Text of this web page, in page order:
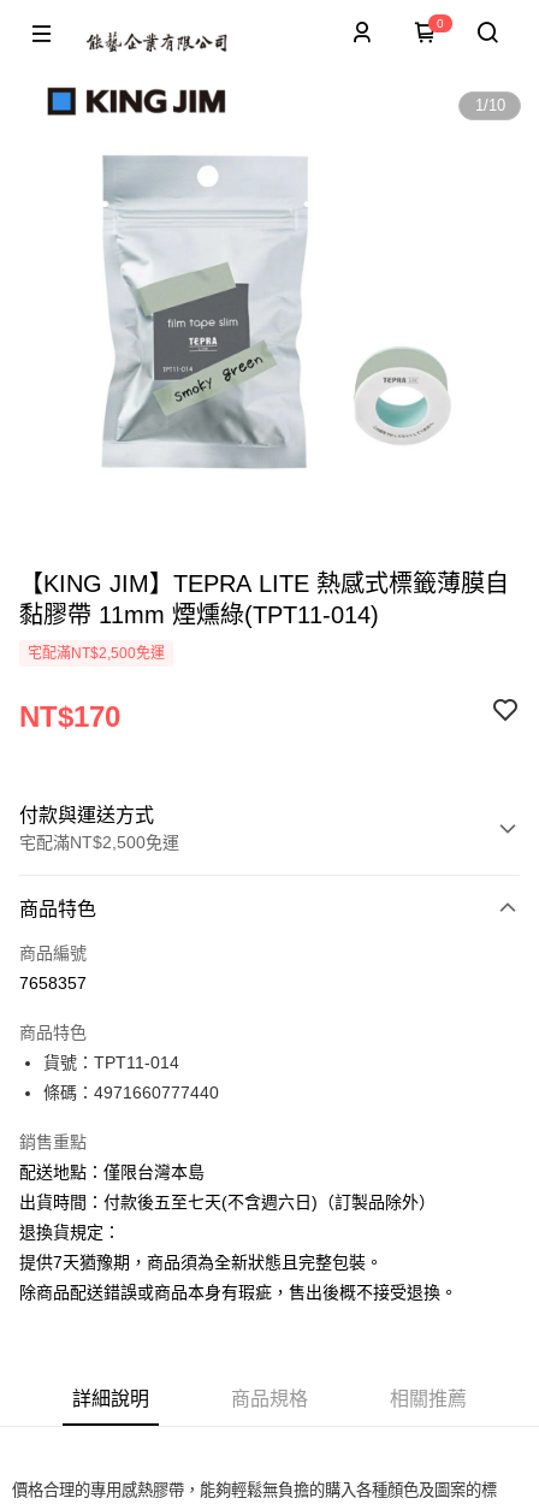
0
1/10
【KING JIM】TEPRA LITE 熱感式標籤薄膜自
黏膠帶 11mm 煙燻綠(TPT11-014)
宅配滿NT$2,500免運
NT$170
付款與運送方式
宅配滿NT$2,500免運
信用卡一次付款
Apple Pay
悠遊付
ATM付款
運送方式
下單前請先詢問庫存
每筆NT$130，滿NT$2,500(含以上)免運費
商品特色
商品編號
7658357
商品特色
貨號：TPT11-014
條碼：4971660777440
銷售重點
配送地點：僅限台灣本島
出貨時間：付款後五至七天(不含週六日)（訂製品除外）
退換貨規定：
提供7天猶豫期，商品須為全新狀態且完整包裝。
除商品配送錯誤或商品本身有瑕疵，售出後概不接受退換。
詳細說明 商品規格 相關推薦
價格合理的專用感熱膠帶，能夠輕鬆無負擔的購入各種顏色及圖案的標